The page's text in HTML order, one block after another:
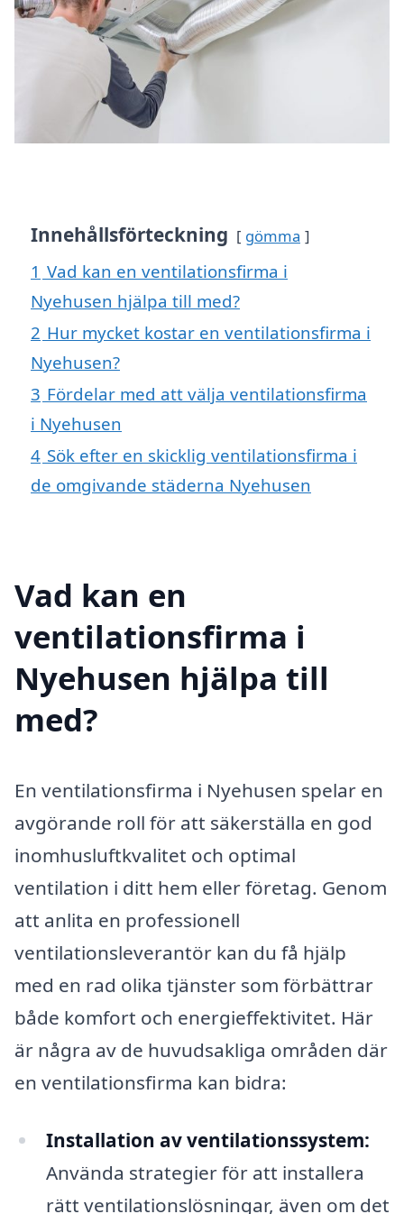
Innehållsförteckning gömma
1 Vad kan en ventilationsfirma i
Nyehusen hjälpa till med?
2 Hur mycket kostar en ventilationsfirma i
Nyehusen?
3 Fördelar med att välja ventilationsfirma
i Nyehusen
4 Sök efter en skicklig ventilationsfirma i
de omgivande städerna Nyehusen
Vad kan en
ventilationsfirma i
Nyehusen hjälpa till
med?
En ventilationsfirma i Nyehusen spelar en
avgörande roll för att säkerställa en god
inomhusluftkvalitet och optimal
ventilation i ditt hem eller företag. Genom
att anlita en professionell
ventilationsleverantör kan du få hjälp
med en rad olika tjänster som förbättrar
både komfort och energieffektivitet. Här
är några av de huvudsakliga områden där
en ventilationsfirma kan bidra:
Installation av ventilationssystem:
Använda strategier för att installera
rätt ventilationslösningar, även om det